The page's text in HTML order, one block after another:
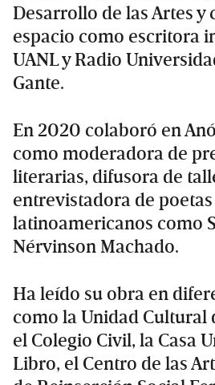
Desarrollo de las Artes y
espacio como escritora
UANL y Radio
Gante.
En 2020 colaboró en
como moderadora de
literarias, difusora de
entrevistadora de poetas
latinoamericanos como
Nérvinson Machado.
Ha leído su obra en
como la Unidad Cultural
el Colegio Civil, la Casa
Libro, el Centro de las